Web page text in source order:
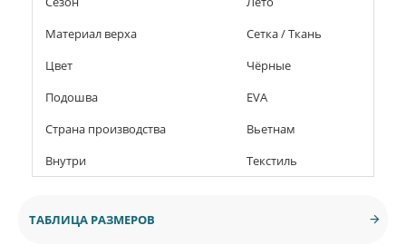
Материал верха
Сетка / Ткань
Цвет
Чёрные
Подошва
EVA
Страна производства
Вьетнам
Внутри
Текстиль
ТАБЛИЦА РАЗМЕРОВ